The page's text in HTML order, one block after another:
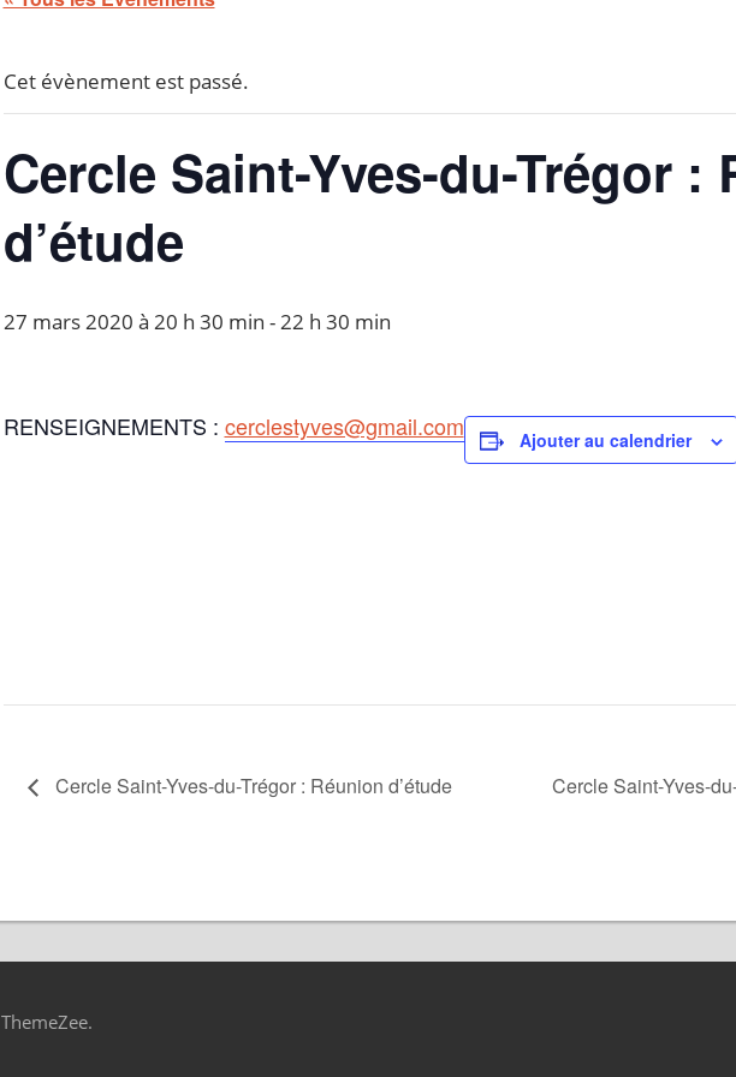
Cet évènement est passé.
Cercle Saint-Yves-du-Trégor :
d’étude
27 mars 2020 à 20 h 30 min -22 h 30 min
RENSEIGNEMENTS : cerclestyves@gmail.com Ajouter au calendrier
Cercle Saint-Yves-du-Trégor : Réunion d’étude Cercle Saint-Yves-